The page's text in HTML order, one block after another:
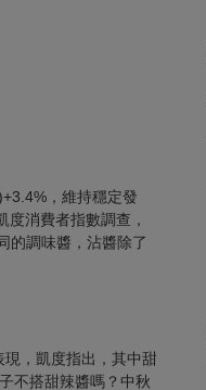
，維持穩定發
消費者指數調查，
的調味醬，沾醬除了
現，凱度指出，其中甜
不搭甜辣醬嗎？中秋